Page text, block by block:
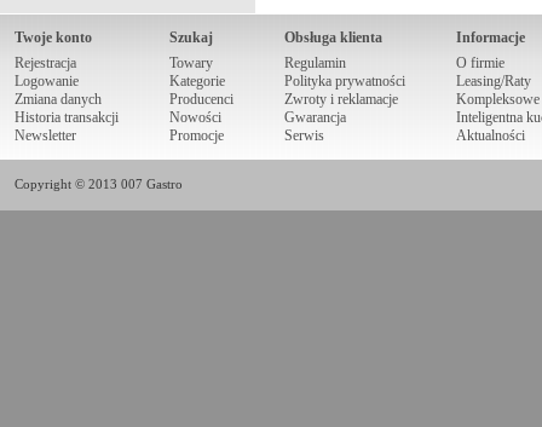
Twoje konto
Rejestracja
Logowanie
Zmiana danych
Historia transakcji
Newsletter
Szukaj
Towary
Kategorie
Producenci
Nowości
Promocje
Obsługa klienta
Regulamin
Polityka prywatności
Zwroty i reklamacje
Gwarancja
Serwis
Informacje
O firmie
Leasing/Raty
Kompleksowe
Inteligentna
Aktualności
Copyright © 2013 007 Gastro